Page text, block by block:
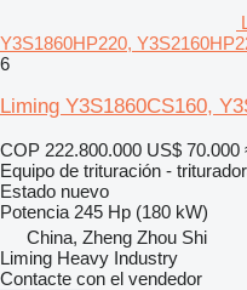
Y3S1860HP220,
6
Liming Y3S1860CS160,
COP 222.800.000 US$ 70.000
Equipo de trituración -
Estado nuevo
Potencia 245 Hp (180 kW)
China, Zheng Zhou Shi
Liming Heavy Industry
Contacte con el vendedor